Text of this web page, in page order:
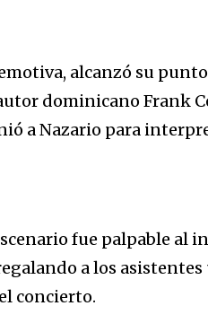
alcanzó su
dominicano Frank
a Nazario para
fue palpable al
a los
concierto.